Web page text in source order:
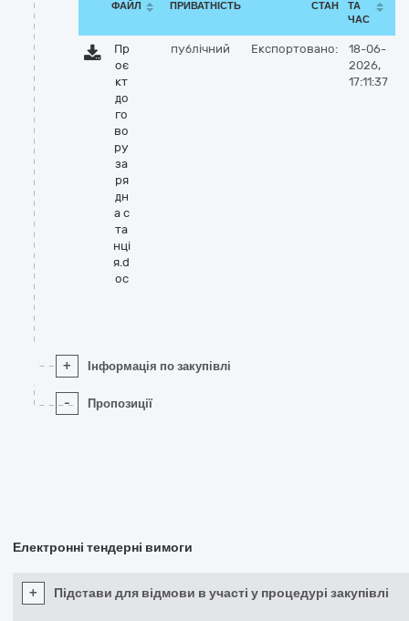
ФАЙЛ ПРИВАТНІСТЬ СТАН
ТА
ЧАС
Пр
оє
кт
до
го
во
ру
за
ря
дн
а с
та
нці
я.d
oc
публічний Експортовано:
18-06-
2026,
17:11:37
+ Інформація по закупівлі
- Пропозиції
Електронні тендерні вимоги
+ Підстави для відмови в участі у процедурі закупівлі